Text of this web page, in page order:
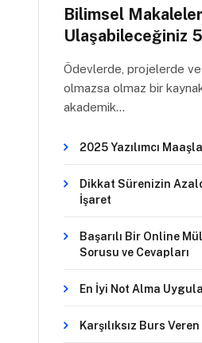
Bilimsel
Ulaşabileceğiniz
Ödevlerde, projelerde ve
olmazsa olmaz bir
akademik…
2025 Yazılımcı
Dikkat Sürenizin
İşaret
Başarılı Bir Online
Sorusu ve Cevapları
En İyi Not Alma
Karşılıksız Burs